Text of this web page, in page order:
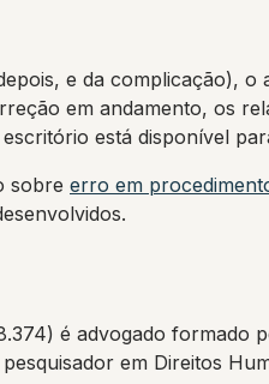
e da complicação),
em andamento, os
está disponível
sobre erro em
é advogado formado
em Direitos